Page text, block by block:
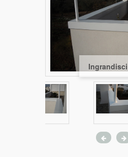
Ingrandisci